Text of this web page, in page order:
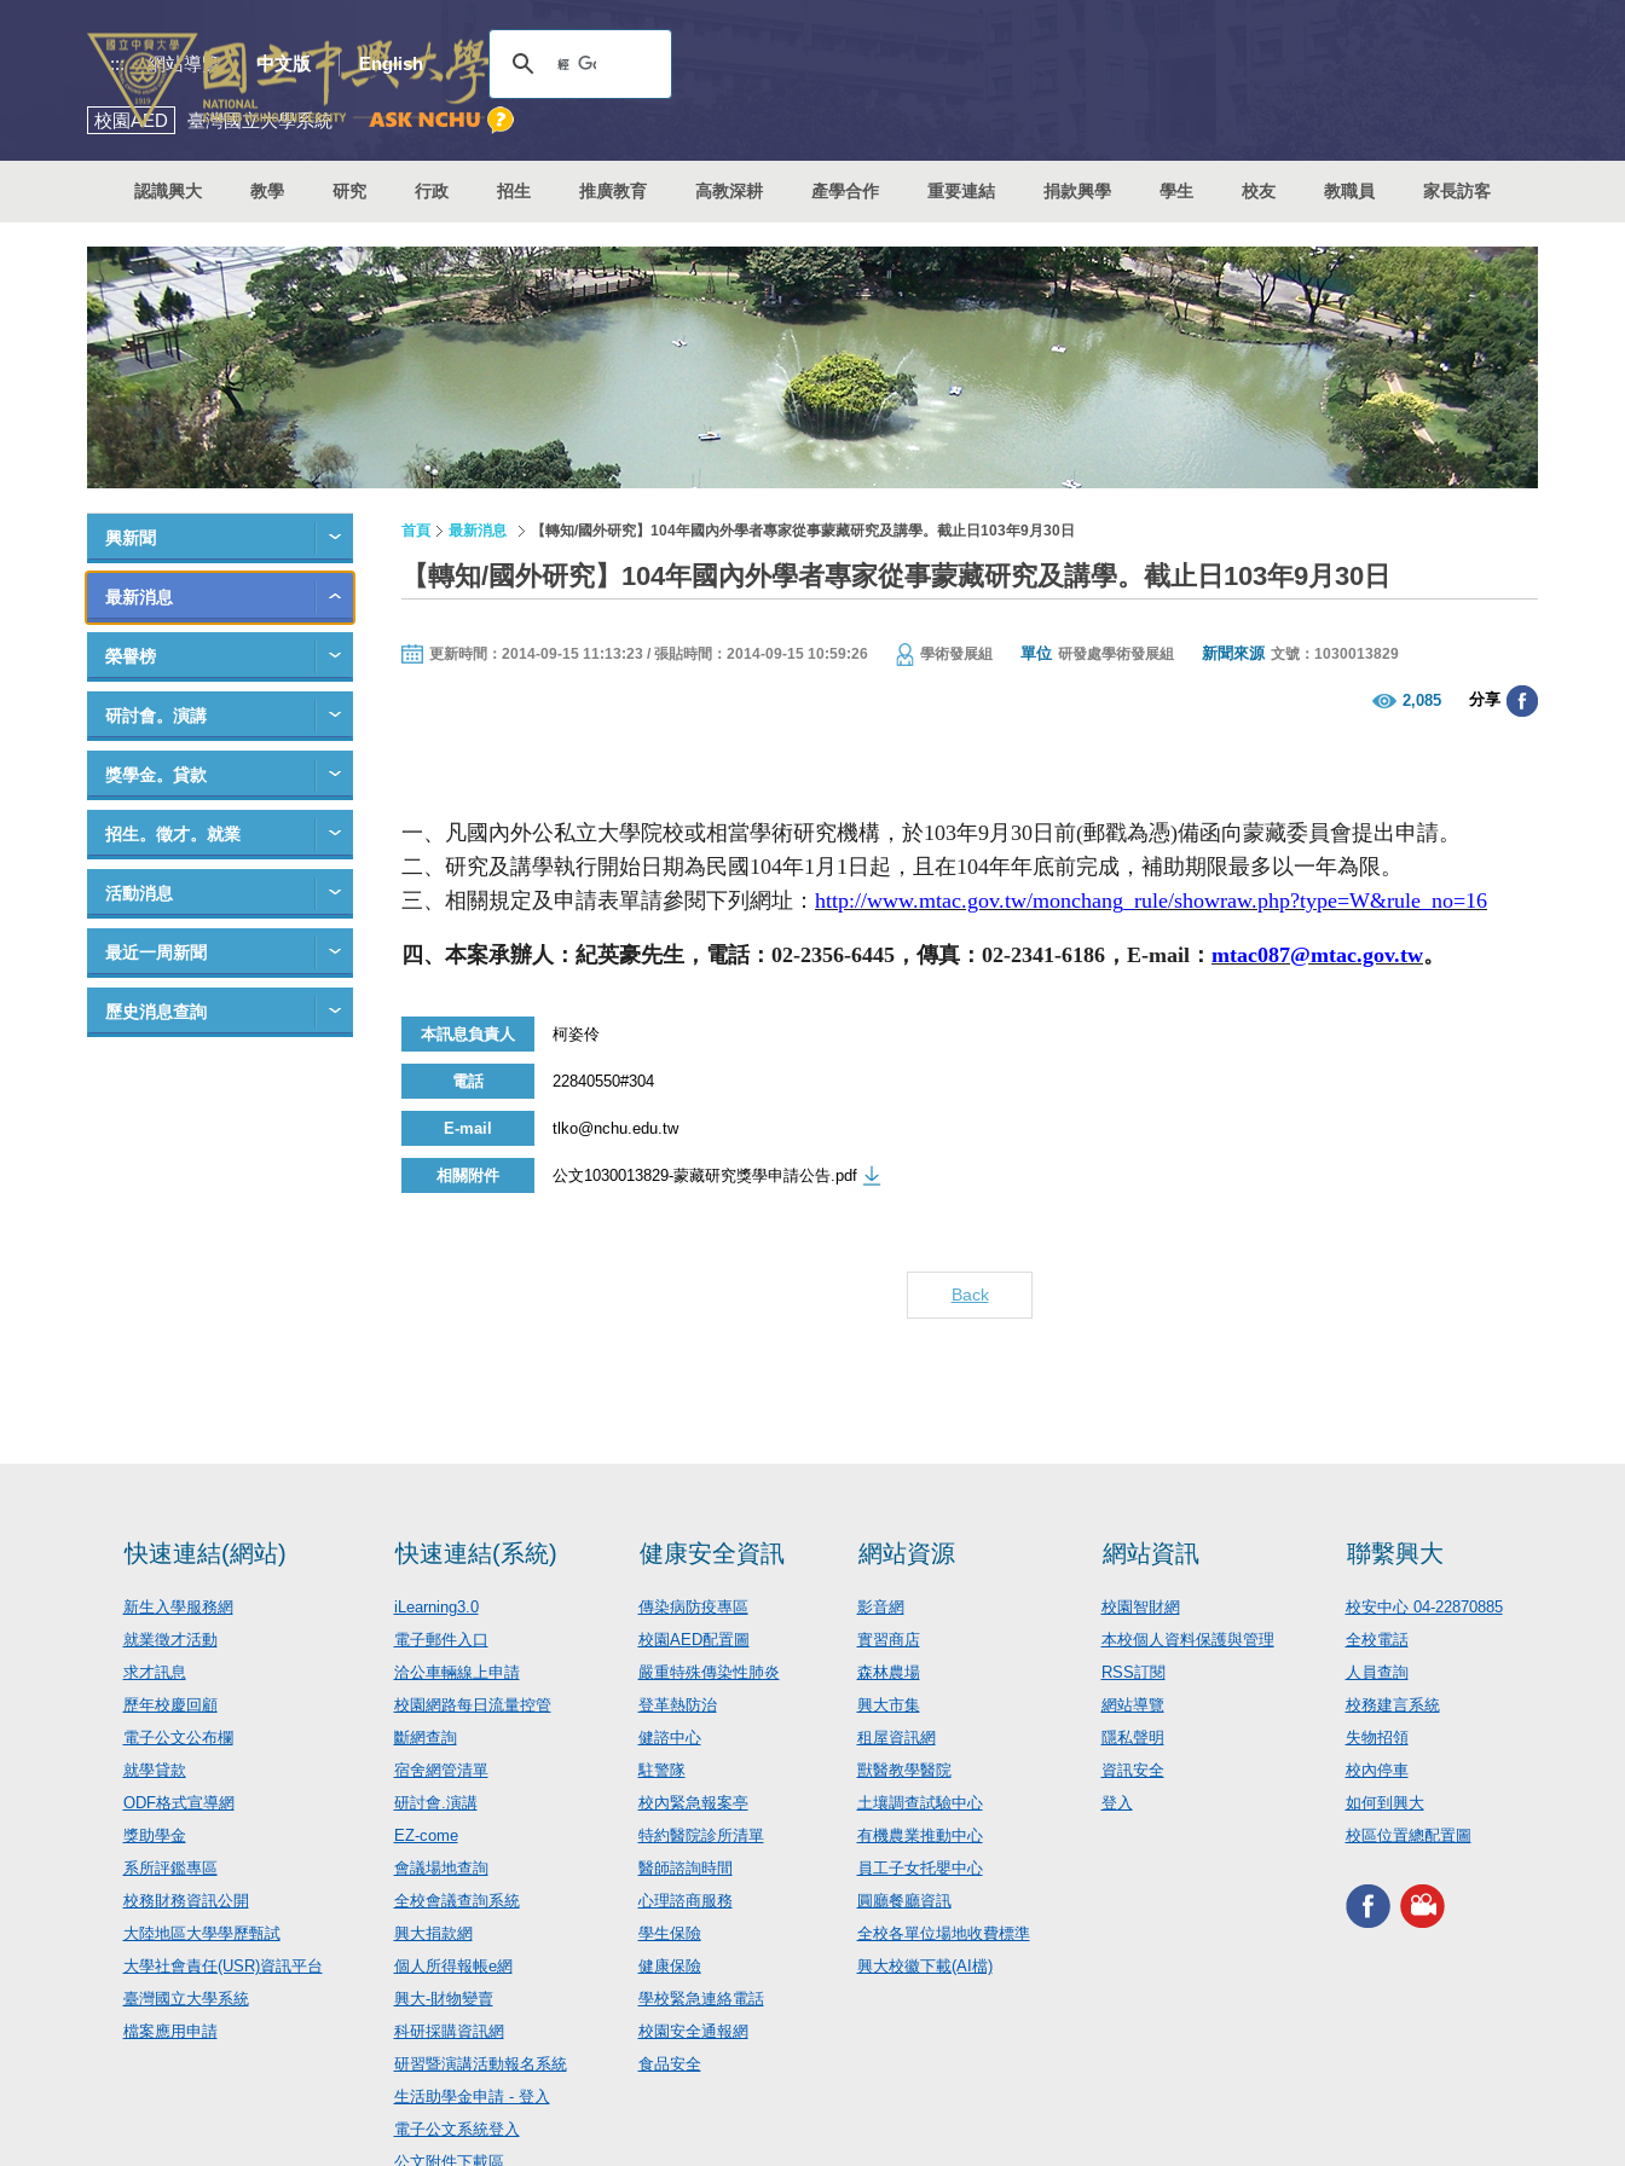
::: 網站導覽 中文版 English
校園AED 臺灣國立大學系統
認識興大 教學 研究 行政 招生 推廣教育 高教深耕 產學合作 重要連結 捐款興學 學生 校友 教職員 家長訪客
興新聞
最新消息
榮譽榜
研討會。演講
獎學金。貸款
招生。徵才。就業
活動消息
最近一周新聞
歷史消息查詢
首頁 最新消息 【轉知/國外研究】104年國內外學者專家從事蒙藏研究及講學。截止日103年9月30日
【轉知/國外研究】104年國內外學者專家從事蒙藏研究及講學。截止日103年9月30日
更新時間：2014-09-15 11:13:23 / 張貼時間：2014-09-15 10:59:26 學術發展組 單位 研發處學術發展組 新聞來源 文號：1030013829
2,085 分享
一、凡國內外公私立大學院校或相當學術研究機構，於103年9月 30 日前(郵戳為憑)備函向蒙藏委員會提出申請。
二、研究及講學執行開始日期為民國 104年1 月 1 日起，且在104年年底前完成，補助期限最多以一年為限。
三、相關規定及申請表單請參閱下列網址： http://www.mtac.gov.tw/monchang_rule/showraw.php?type=W&rule_no=16
四、本案承辦人：紀英豪先生，電話： 02-2356-6445 ，傳真： 02-2341-6186 ， E-mail ： mtac087@mtac.gov.tw。
本訊息負責人 柯姿伶
電話 22840550#304
E-mail tlko@nchu.edu.tw
相關附件 公文1030013829-蒙藏研究獎學申請公告.pdf
Back
快速連結(網站)
新生入學服務網
就業徵才活動
求才訊息
歷年校慶回顧
電子公文公布欄
就學貸款
ODF格式宣導網
獎助學金
系所評鑑專區
校務財務資訊公開
大陸地區大學學歷甄試
大學社會責任(USR)資訊平台
臺灣國立大學系統
檔案應用申請
快速連結(系統)
iLearning3.0
電子郵件入口
洽公車輛線上申請
校園網路每日流量控管
斷網查詢
宿舍網管清單
研討會.演講
EZ-come
會議場地查詢
全校會議查詢系統
興大捐款網
個人所得報帳e網
興大-財物變賣
科研採購資訊網
研習暨演講活動報名系統
生活助學金申請 - 登入
電子公文系統登入
公文附件下載區
健康安全資訊
傳染病防疫專區
校園AED配置圖
嚴重特殊傳染性肺炎
登革熱防治
健諮中心
駐警隊
校內緊急報案亭
特約醫院診所清單
醫師諮詢時間
心理諮商服務
學生保險
健康保險
學校緊急連絡電話
校園安全通報網
食品安全
網站資源
影音網
實習商店
森林農場
興大市集
租屋資訊網
獸醫教學醫院
土壤調查試驗中心
有機農業推動中心
員工子女托嬰中心
圓廳餐廳資訊
全校各單位場地收費標準
興大校徽下載(AI檔)
網站資訊
校園智財網
本校個人資料保護與管理
RSS訂閱
網站導覽
隱私聲明
資訊安全
登入
聯繫興大
校安中心 04-22870885
全校電話
人員查詢
校務建言系統
失物招領
校內停車
如何到興大
校區位置總配置圖